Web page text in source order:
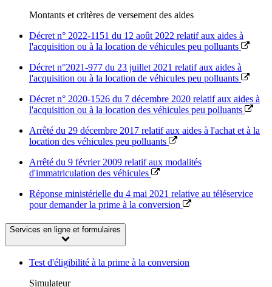
Montants et critères de versement des aides
Décret n° 2022-1151 du 12 août 2022 relatif aux aides à
l'acquisition ou à la location de véhicules peu polluants
Décret n°2021-977 du 23 juillet 2021 relatif aux aides à
l'acquisition ou à la location de véhicules peu polluants
Décret n° 2020-1526 du 7 décembre 2020 relatif aux aides à
l'acquisition ou à la location des véhicules peu polluants
Arrêté du 29 décembre 2017 relatif aux aides à l'achat et à la
location des véhicules peu polluants
Arrêté du 9 février 2009 relatif aux modalités
d'immatriculation des véhicules
Réponse ministérielle du 4 mai 2021 relative au téléservice
pour demander la prime à la conversion
Services en ligne et formulaires
Test d'éligibilité à la prime à la conversion
Simulateur